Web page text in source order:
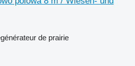
de prairie